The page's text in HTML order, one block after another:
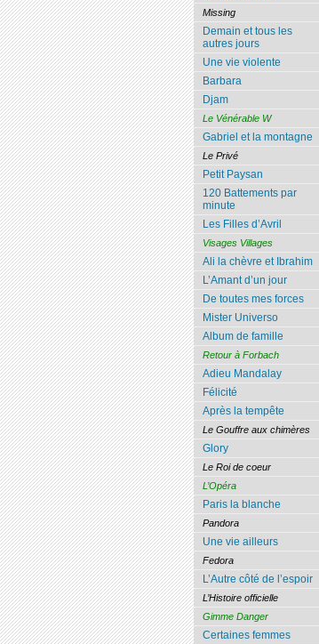
Missing
Demain et tous les
autres jours
Une vie violente
Barbara
Djam
Le Vénérable W
Gabriel et la montagne
Le Privé
Petit Paysan
120 Battements par
minute
Les Filles d’Avril
Visages Villages
Ali la chèvre et Ibrahim
L’Amant d’un jour
De toutes mes forces
Mister Universo
Album de famille
Retour à Forbach
Adieu Mandalay
Félicité
Après la tempête
Le Gouffre aux chimères
Glory
Le Roi de coeur
L’Opéra
Paris la blanche
Pandora
Une vie ailleurs
Fedora
L’Autre côté de l’espoir
L’Histoire officielle
Gimme Danger
Certaines femmes